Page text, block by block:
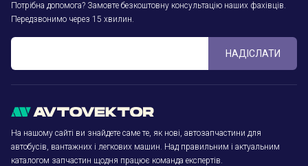
Потрібна допомога? Замовте безкоштовну консультацію наших фахівців.
Передзвонимо через 15 хвилин.
НАДІСЛАТИ
На нашому сайті ви знайдете саме те, як нові, автозапчастини для
автобусів, вантажних і легкових машин. Над правильним і актуальним
каталогом запчастин щодня працює команда експертів.